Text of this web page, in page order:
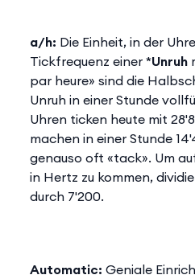
a/h: Die Einheit, in der
Tickfrequenz einer *Unruh
par heure» sind die
Unruh in einer Stunde
Uhren ticken heute mit
machen in einer Stunde
genauso oft «tack». Um
in Hertz zu kommen,
durch 7'200.
Automatic: Geniale